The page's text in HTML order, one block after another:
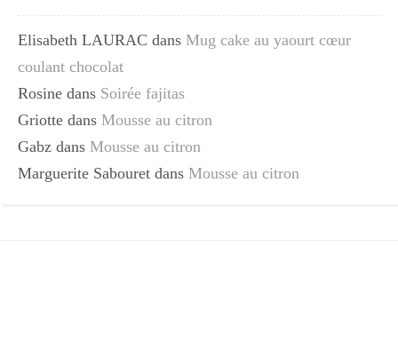
Elisabeth LAURAC dans Mug cake au yaourt cœur
coulant chocolat
Rosine dans Soirée fajitas
Griotte dans Mousse au citron
Gabz dans Mousse au citron
Marguerite Sabouret dans Mousse au citron